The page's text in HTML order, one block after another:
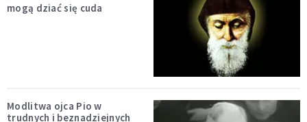
mogą dziać się cuda
Modlitwa ojca Pio w
trudnych i beznadziejnych